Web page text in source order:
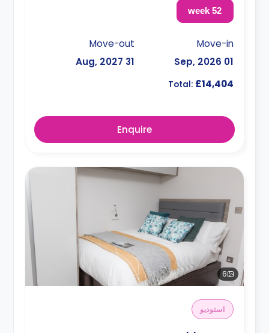
52 week
Move-in
01 Sep, 2026
Move-out
31 Aug, 2027
Total: £14,404
Enquire
6
استوديو